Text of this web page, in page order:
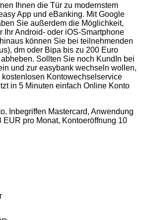
Ihnen die Tür zu modernstem
App und eBanking. Mit Google
Sie außerdem die Möglichkeit,
Ihr Android- oder iOS-Smartphone
können Sie bei teilnehmenden
dm oder Bipa bis zu 200 Euro
Sollten Sie noch KundIn bei
und zur easybank wechseln wollen,
kostenlosen Kontowechselservice
in 5 Minuten einfach Online Konto
Inbegriffen Mastercard, Anwendung
EUR pro Monat, Kontoeröffnung 10